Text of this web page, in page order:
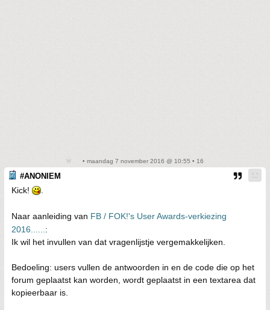
• maandag 7 november 2016 @ 10:55 • 16
#ANONIEM
Kick!
Naar aanleiding van FB / FOK!'s User Awards-verkiezing
2016...... :
Ik wil het invullen van dat vragenlijstje vergemakkelijken.
Bedoeling: users vullen de antwoorden in en de code die op het
forum geplaatst kan worden, wordt geplaatst in een textarea dat
kopieerbaar is.